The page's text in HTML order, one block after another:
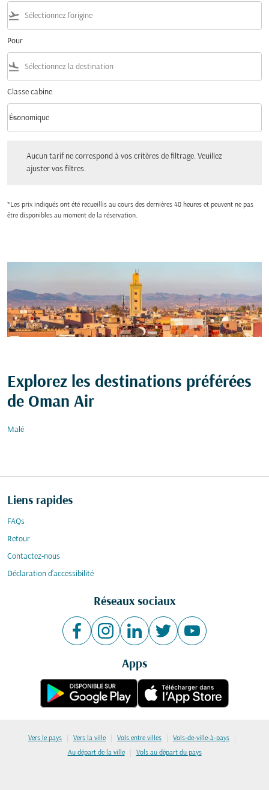
flight_takeoff
Pour
flight_land
Classe cabine
Classe cabine option Économique Selected
Économique
keyboard_arrow_down
Aucun tarif ne correspond à vos critères de filtrage. Veuillez
ajuster vos filtres.
*Les prix indiqués ont été recueillis au cours des dernières 48 heures et peuvent ne pas
être disponibles au moment de la réservation.
Explorez les destinations préférées
de Oman Air
Malé
Liens rapides
FAQs
Retour
Contactez-nous
Déclaration d’accessibilité
Réseaux sociaux
Apps
Vers le pays | Vers la ville | Vols entre villes | Vols-de-ville-à-pays |
Au départ de la ville | Vols au départ du pays